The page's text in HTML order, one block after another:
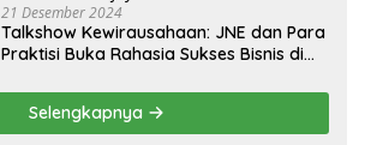
21 Desember 2024
Talkshow Kewirausahaan: JNE dan Para
Praktisi Buka Rahasia Sukses Bisnis di
Selengkapnya